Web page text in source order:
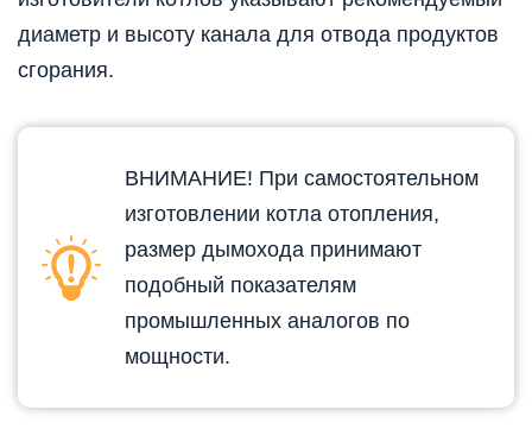
диаметр и высоту канала для отвода продуктов
сгорания.
ВНИМАНИЕ! При самостоятельном
изготовлении котла отопления,
размер дымохода принимают
подобный показателям
промышленных аналогов по
мощности.